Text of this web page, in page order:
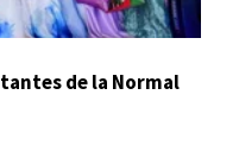
de la Normal